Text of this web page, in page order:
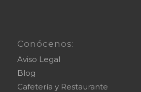
Conócenos:
Aviso Legal
Blog
Cafetería y Restaurante